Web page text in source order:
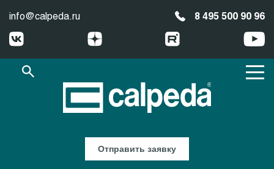
info@calpeda.ru 8 495 500 90 96
Отправить заявку